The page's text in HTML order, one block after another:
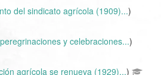
del sindicato agrícola (1909)...)
y celebraciones...)
agrícola se renueva (1929)...)